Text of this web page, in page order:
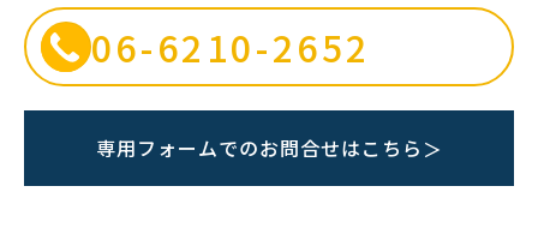
06-6210-2652
専用フォームでのお問合せはこちら ＞